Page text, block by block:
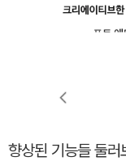
향상된 기능들 둘